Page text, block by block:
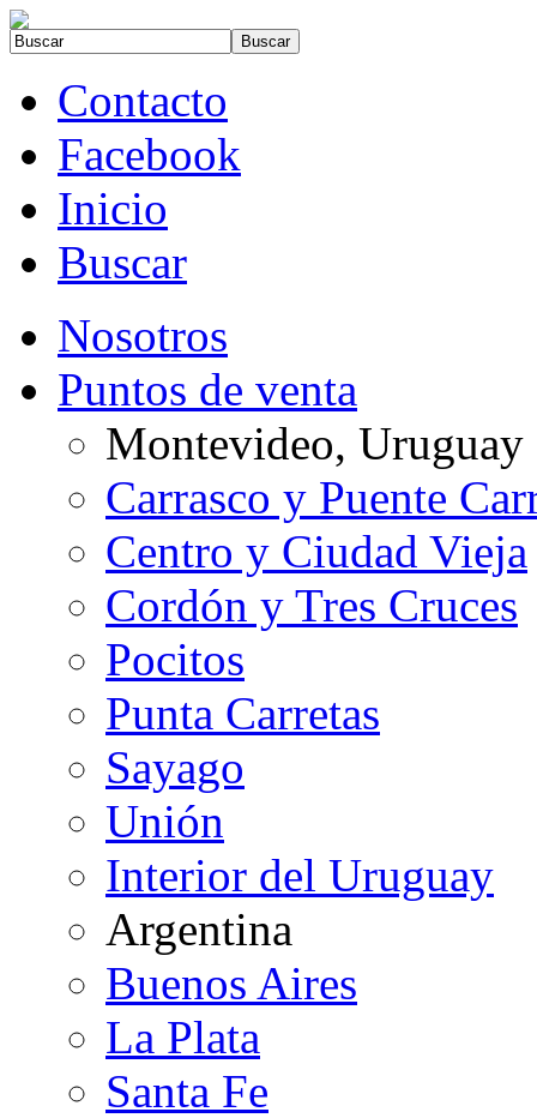
Contacto
Facebook
Inicio
Buscar
Nosotros
Puntos de venta
Montevideo, Uruguay
Carrasco y Puente
Centro y Ciudad Vieja
Cordón y Tres Cruces
Pocitos
Punta Carretas
Sayago
Unión
Interior del Uruguay
Argentina
Buenos Aires
La Plata
Santa Fe